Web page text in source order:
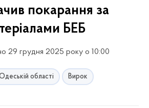
покарання за
БЕБ
29 грудня 2025 року о 10:00
області Вирок